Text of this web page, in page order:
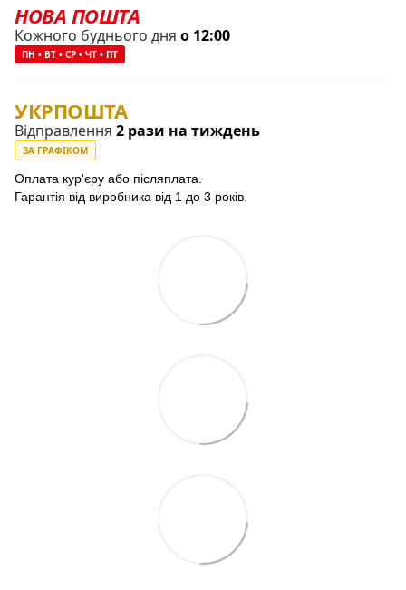
НОВА ПОШТА
Кожного буднього дня о 12:00
ПН • ВТ • СР • ЧТ • ПТ
УКРПОШТА
Відправлення 2 рази на тиждень
ЗА ГРАФІКОМ
Оплата кур'єру або післяплата.
Гарантія від виробника від 1 до 3 років.